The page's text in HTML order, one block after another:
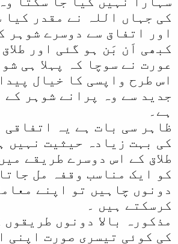
کی جہاں اللہ نے مقدر کیا
اور اتفاق سے دوسرے شوہر
کبھی اَن بَن ہو گئی اور
عورت نے سوچا کہ پہلا ہی
اس طرح واپسی کا خیال
جدید سے وہ پرانے شوہر کے
ہے۔
ظاہر سی بات ہے یہ اتفاقی
کی بہت زیادہ حیثیت نہیں
طلاق کے اس دوسرے طریقے
کو ایک مناسب وقفہ مل
دونوں چاہیں تو اپنے
کرسکتے ہیں ۔
مذکورہ بالا دونوں طریقوں
کی کوئی تیسری صورت اپنی